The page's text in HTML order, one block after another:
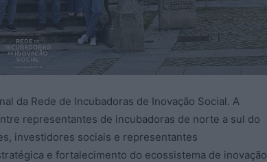
da Rede de Incubadoras de Inovação Social. A
representantes de incubadoras de norte a sul do
investidores sociais e representantes
e fortalecimento do ecossistema de inovação